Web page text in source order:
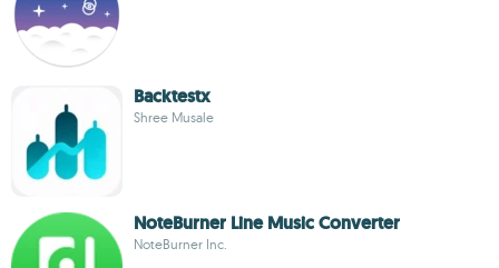
Backtestx
Shree Musale
NoteBurner Line Music Converter
NoteBurner Inc.